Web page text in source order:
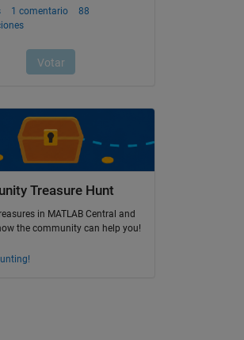
Treasure Hunt
in MATLAB Central and
the community can help you!